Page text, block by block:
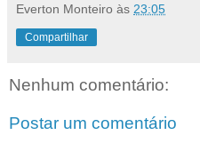
Everton Monteiro às 23:05
Compartilhar
Nenhum comentário:
Postar um comentário